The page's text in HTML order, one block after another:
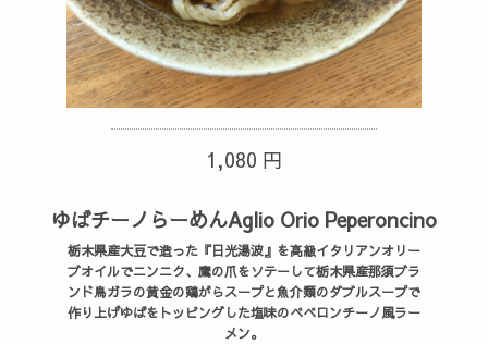
1,080 円
ゆばチーノらーめんAglio Orio Peperoncino
栃木県産大豆で造った『日光湯波』を高級イタリアンオリー
ブオイルでニンニク、鷹の爪をソテーして栃木県産那須ブラ
ンド鳥ガラの黄金の鶏がらスープと魚介類のダブルスープで
作り上げゆばをトッピングした塩味のペペロンチーノ風ラー
メン。